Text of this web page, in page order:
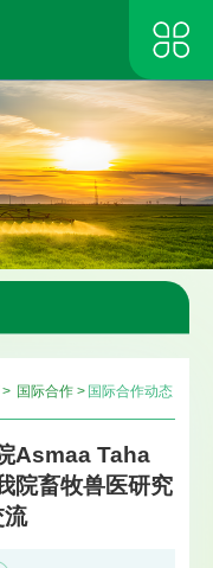
> 国际合作 > 国际合作动态
Asmaa Taha
院畜牧兽医研究
流